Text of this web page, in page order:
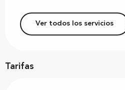
Ver todos los servicios
Tarifas